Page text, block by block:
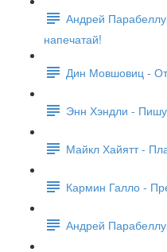
Андрей
напечатай!
Дин Мовшовиц -
Энн Хэндли -
Майкл Хайятт -
Кармин Галло -
Андрей